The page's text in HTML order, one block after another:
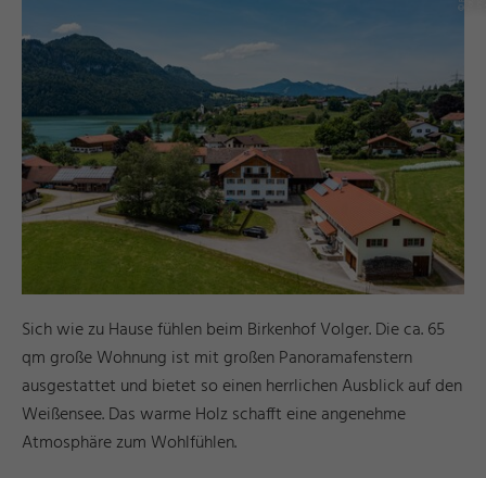
Sich wie zu Hause fühlen beim Birkenhof Volger. Die ca. 65
qm große Wohnung ist mit großen Panoramafenstern
ausgestattet und bietet so einen herrlichen Ausblick auf den
Weißensee. Das warme Holz schafft eine angenehme
Atmosphäre zum Wohlfühlen.